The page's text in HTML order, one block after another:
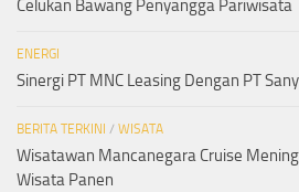
Celukan Bawang Penyangga Pariwisata
ENERGI
Sinergi PT MNC Leasing Dengan PT Sany
BERITA TERKINI / WISATA
Wisatawan Mancanegara Cruise
Wisata Panen